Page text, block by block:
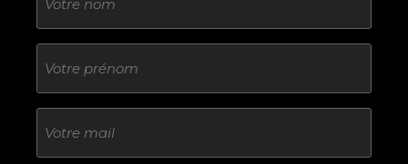
Sans
titre
E-
mail